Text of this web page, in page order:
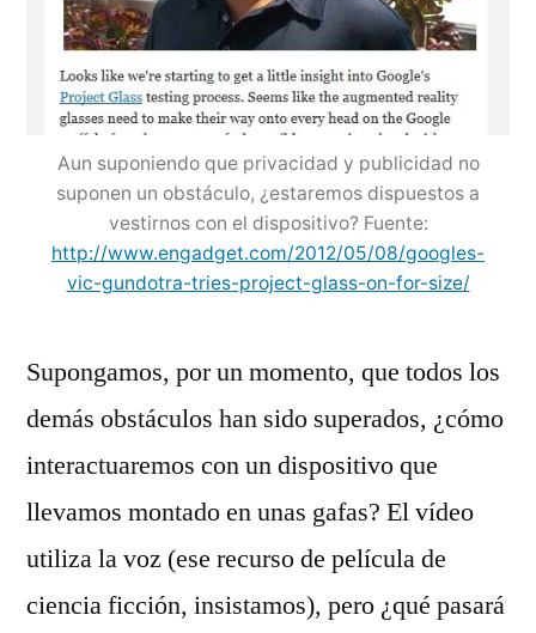
Aun suponiendo que privacidad y publicidad no
suponen un obstáculo, ¿estaremos dispuestos a
vestirnos con el dispositivo? Fuente:
http://www.engadget.com/2012/05/08/googles-
vic-gundotra-tries-project-glass-on-for-size/
Supongamos, por un momento, que todos los
demás obstáculos han sido superados, ¿cómo
interactuaremos con un dispositivo que
llevamos montado en unas gafas? El vídeo
utiliza la voz (ese recurso de película de
ciencia ficción, insistamos), pero ¿qué pasará